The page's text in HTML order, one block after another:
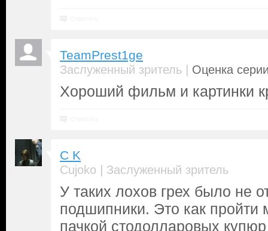
TeamPrest1ge
Заслуженный зритель | Оценка
Хороший фильм и картинки
C K
Cujoko | Заслуженный зритель
У таких лохов грех было не
подшипники. Это как пройти
пачкой стодолларовых